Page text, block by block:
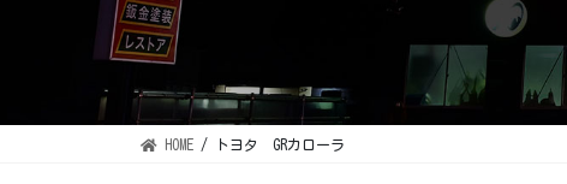
HOME トヨタ GRカローラ